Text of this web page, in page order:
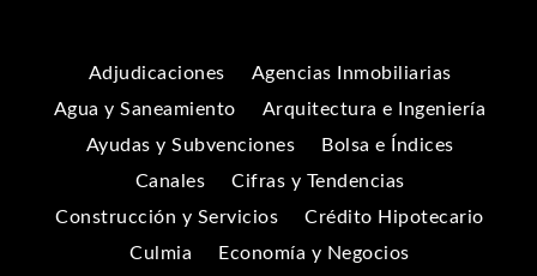
Adjudicaciones
Agencias Inmobiliarias
Agua y Saneamiento
Arquitectura e Ingeniería
Ayudas y Subvenciones
Bolsa e Índices
Canales
Cifras y Tendencias
Construcción y Servicios
Crédito Hipotecario
Culmia
Economía y Negocios